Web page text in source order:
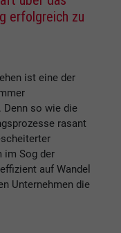
erfolgreich zu
ist eine der
so wie die
rasant
im Sog der
auf Wandel
Unternehmen die